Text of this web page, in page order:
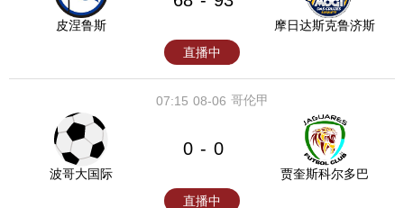
皮涅鲁斯
摩日达斯克鲁济斯
直播中
08-06
07:15 哥伦甲
波哥大国际
0 - 0
贾奎斯科尔多巴
直播中